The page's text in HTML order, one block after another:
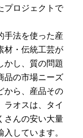
プロジェクトで
手法を使った産
材・伝統工芸が
かし、質の問題
品の市場ニーズ
から、産品その
ラオスは、タイ
さんの安い大量
しています。